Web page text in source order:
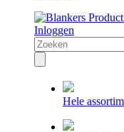
Inloggen
Hele